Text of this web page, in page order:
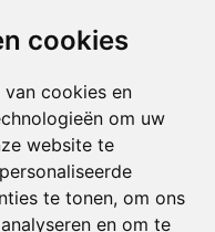
cookies
cookies en
om uw
website te
te tonen, om ons
en om te
4